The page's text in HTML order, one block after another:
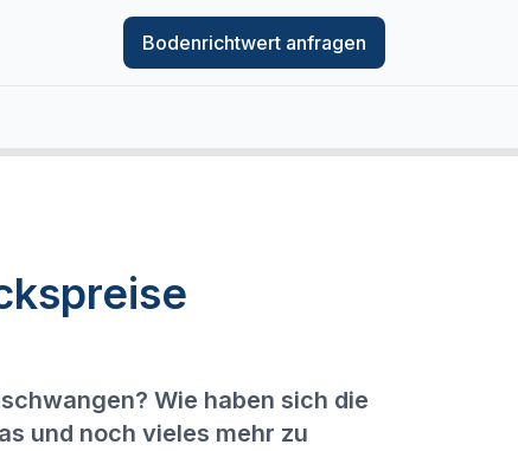
Bodenrichtwert anfragen
Wie haben sich die
und noch vieles mehr zu